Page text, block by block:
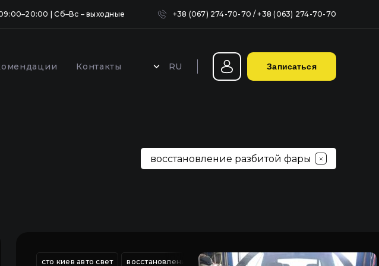
| Сб–Вс – выходные +38 (067) 274-70-70 / +38 (063) 274-70-70
Контакты RU Записаться
восстановление разбитой фары
автомобиля внутри чистка led фар от грязи профилактика фар киев профилактика
сто киев авто свет восстановление трещин фар автомобиля восстановление